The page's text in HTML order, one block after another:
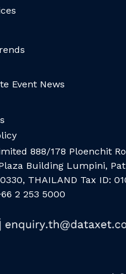
Event News
888/178 Ploenchit
Building Lumpini,
THAILAND Tax ID:
2 253 5000